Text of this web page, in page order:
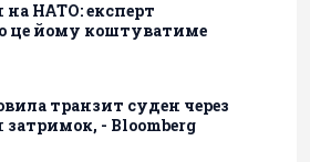
НАТО: експерт
це йому коштуватиме
транзит суден через
затримок, - Bloomberg